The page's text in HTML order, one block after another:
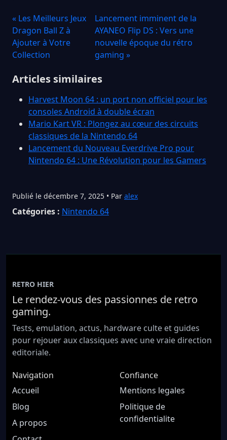
« Les Meilleurs Jeux
Dragon Ball Z à
Ajouter à Votre
Collection
Lancement imminent de la
AYANEO Flip DS : Vers une
nouvelle époque du rétro
gaming »
Articles similaires
Harvest Moon 64 : un port non officiel pour les
consoles Android à double écran
Mario Kart VR : Plongez au cœur des circuits
classiques de la Nintendo 64
Lancement du Nouveau Everdrive Pro pour
Nintendo 64 : Une Révolution pour les Gamers
Publié le décembre 7, 2025 • Par alex
Catégories : Nintendo 64
RETRO HIER
Le rendez-vous des passionnes de retro
gaming.
Tests, emulation, actus, hardware culte et guides
pour rejouer aux classiques avec une vraie direction
editoriale.
Navigation
Accueil
Blog
A propos
Confiance
Mentions legales
Politique de
confidentialite